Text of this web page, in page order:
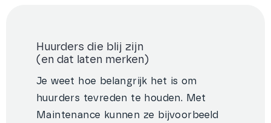
Huurders die blij zijn
(en dat laten merken)
Je weet hoe belangrijk het is om
huurders tevreden te houden. Met
Maintenance kunnen ze bijvoorbeeld